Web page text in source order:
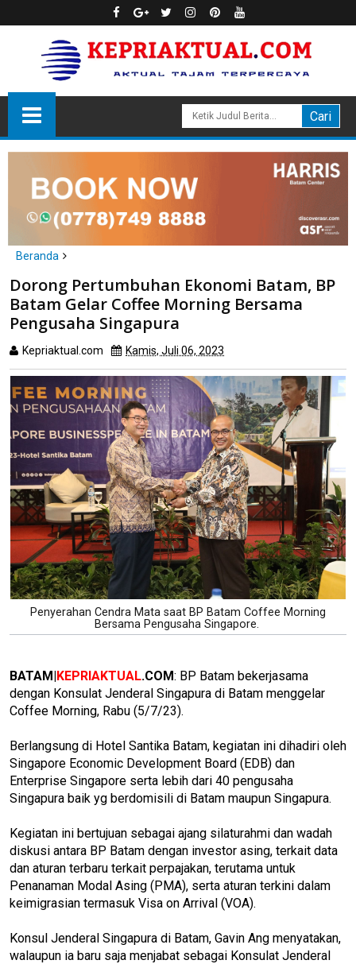
Beranda
Dorong Pertumbuhan Ekonomi Batam, BP Batam Gelar Coffee
Morning Bersama Pengusaha Singapura
Dorong Pertumbuhan Ekonomi Batam, BP
Batam Gelar Coffee Morning Bersama
Pengusaha Singapura
Kepriaktual.com Kamis, Juli 06, 2023
Penyerahan Cendra Mata saat BP Batam Coffee Morning
Bersama Pengusaha Singapore.
BATAM|KEPRIAKTUAL.COM: BP Batam bekerjasama
dengan Konsulat Jenderal Singapura di Batam menggelar
Coffee Morning, Rabu (5/7/23).
Berlangsung di Hotel Santika Batam, kegiatan ini dihadiri oleh
Singapore Economic Development Board (EDB) dan
Enterprise Singapore serta lebih dari 40 pengusaha
Singapura baik yg berdomisili di Batam maupun Singapura.
Kegiatan ini bertujuan sebagai ajang silaturahmi dan wadah
diskusi antara BP Batam dengan investor asing, terkait data
dan aturan terbaru terkait perpajakan, terutama untuk
Penanaman Modal Asing (PMA), serta aturan terkini dalam
keimigrasian termasuk Visa on Arrival (VOA).
Konsul Jenderal Singapura di Batam, Gavin Ang menyatakan,
walaupun ia baru saja menjabat sebagai Konsulat Jenderal